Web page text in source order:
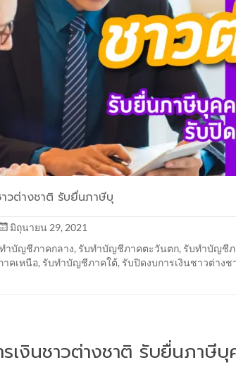
วต่างชาติ รับยื่นภาษีบุ
มิถุนายน 29, 2021
ำบัญชีภาคกลาง, รับทำบัญชีภาคตะวันตก, รับทำบัญชี
คเหนือ, รับทำบัญชีภาคใต้, รับปิดงบการเงินชาวต่างช
เงินชาวต่างชาติ รับยื่นภาษีบุ